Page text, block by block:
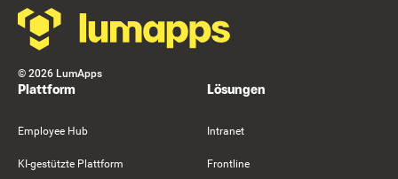
© 2026 LumApps
Plattform
Employee Hub
KI-gestützte Plattform
Lösungen
Intranet
Frontline